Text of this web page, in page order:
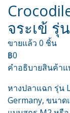
จระเข้ รุ่
ขายแล้ว 0 ชิ้น
฿0
คำอธิบายสินค้าแ
หางปลาแฉก รุ่น
Germany, ขนาด